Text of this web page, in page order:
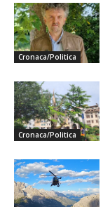
Cronaca/Politica
Cronaca/Politica